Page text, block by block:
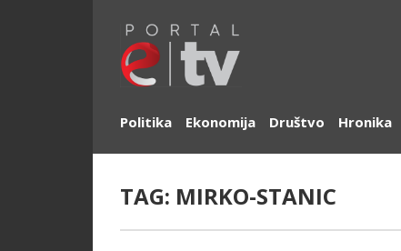
Politika Ekonomija Društvo Hronika
TAG: MIRKO-STANIC